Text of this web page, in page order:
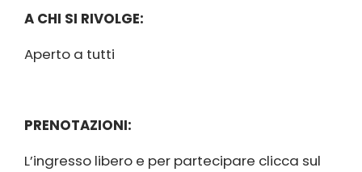
A CHI SI RIVOLGE:
Aperto a tutti
PRENOTAZIONI:
L’ingresso libero e per partecipare clicca sul